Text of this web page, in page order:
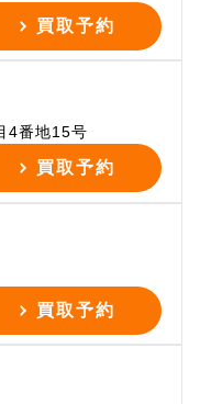
買取予約
4番地15号
買取予約
買取予約